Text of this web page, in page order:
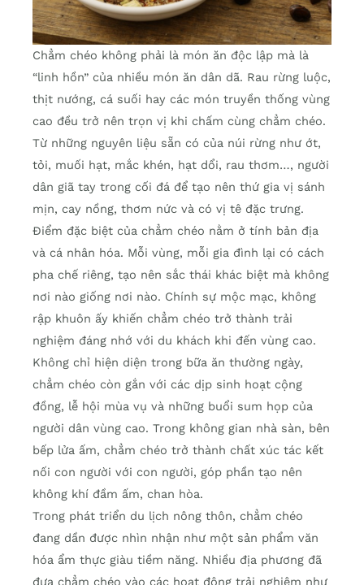
Chẳm chéo không phải là món ăn độc lập mà là
“linh hồn” của nhiều món ăn dân dã. Rau rừng luộc,
thịt nướng, cá suối hay các món truyền thống vùng
cao đều trở nên trọn vị khi chấm cùng chẳm chéo.
Từ những nguyên liệu sẵn có của núi rừng như ớt,
tỏi, muối hạt, mắc khén, hạt dổi, rau thơm…, người
dân giã tay trong cối đá để tạo nên thứ gia vị sánh
mịn, cay nồng, thơm nức và có vị tê đặc trưng.
Điểm đặc biệt của chẳm chéo nằm ở tính bản địa
và cá nhân hóa. Mỗi vùng, mỗi gia đình lại có cách
pha chế riêng, tạo nên sắc thái khác biệt mà không
nơi nào giống nơi nào. Chính sự mộc mạc, không
rập khuôn ấy khiến chẳm chéo trở thành trải
nghiệm đáng nhớ với du khách khi đến vùng cao.
Không chỉ hiện diện trong bữa ăn thường ngày,
chẳm chéo còn gắn với các dịp sinh hoạt cộng
đồng, lễ hội mùa vụ và những buổi sum họp của
người dân vùng cao. Trong không gian nhà sàn, bên
bếp lửa ấm, chẳm chéo trở thành chất xúc tác kết
nối con người với con người, góp phần tạo nên
không khí đầm ấm, chan hòa.
Trong phát triển du lịch nông thôn, chẳm chéo
đang dần được nhìn nhận như một sản phẩm văn
hóa ẩm thực giàu tiềm năng. Nhiều địa phương đã
đưa chẳm chéo vào các hoạt động trải nghiệm như